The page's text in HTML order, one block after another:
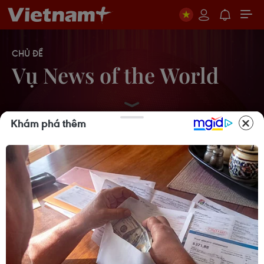
CHỦ ĐỀ
Vụ News of the World
Brad Pitt, Jolie hay Wayne Rooney
đều bị nghe lén
25/07/2012 05:34
Cựu Trợ lý Thủ tướng Anh bị truy tố
do vụ nghe lén
Khám phá thêm